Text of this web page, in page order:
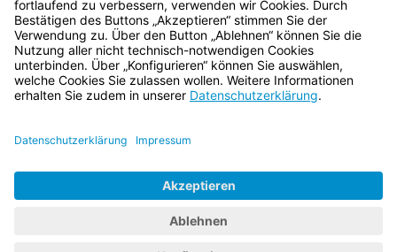
Haushaltsmittel.
Bayern.de
BayernPortal
Impressum